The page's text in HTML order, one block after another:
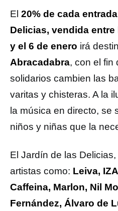
El 20% de cada
Delicias, vendida
y el 6 de enero irá
Abracadabra, con el fin
solidarios cambien las
varitas y chisteras. A la
la música en directo, se
niños y niñas que la
El Jardín de las
artistas como: Leiva,
Caffeina, Marlon, Nil
Fernández, Álvaro de